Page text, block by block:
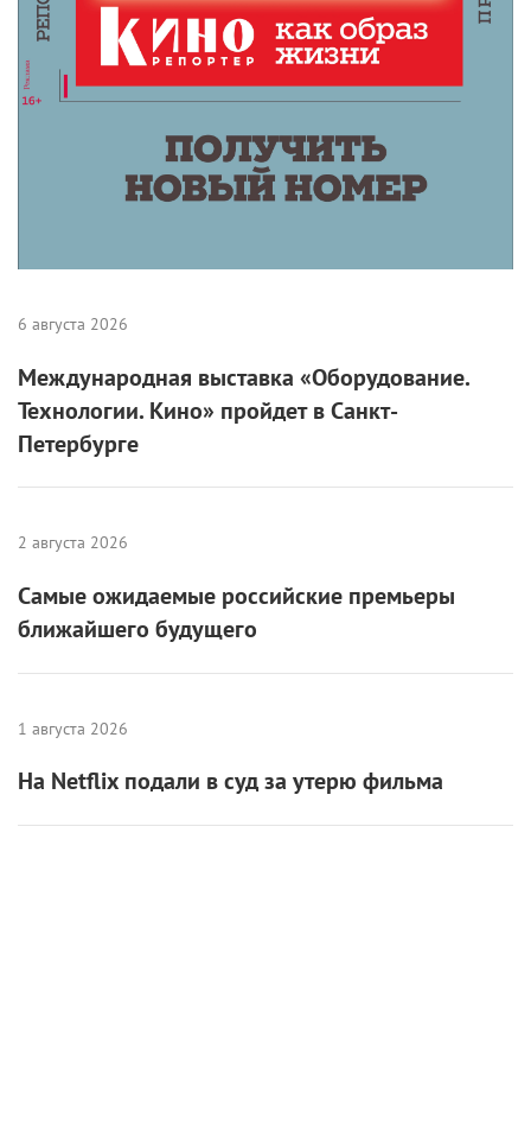
6 августа 2026
Международная выставка «Оборудование.
Технологии. Кино» пройдет в Санкт-
Петербурге
2 августа 2026
Самые ожидаемые российские премьеры
ближайшего будущего
1 августа 2026
На Netflix подали в суд за утерю фильма